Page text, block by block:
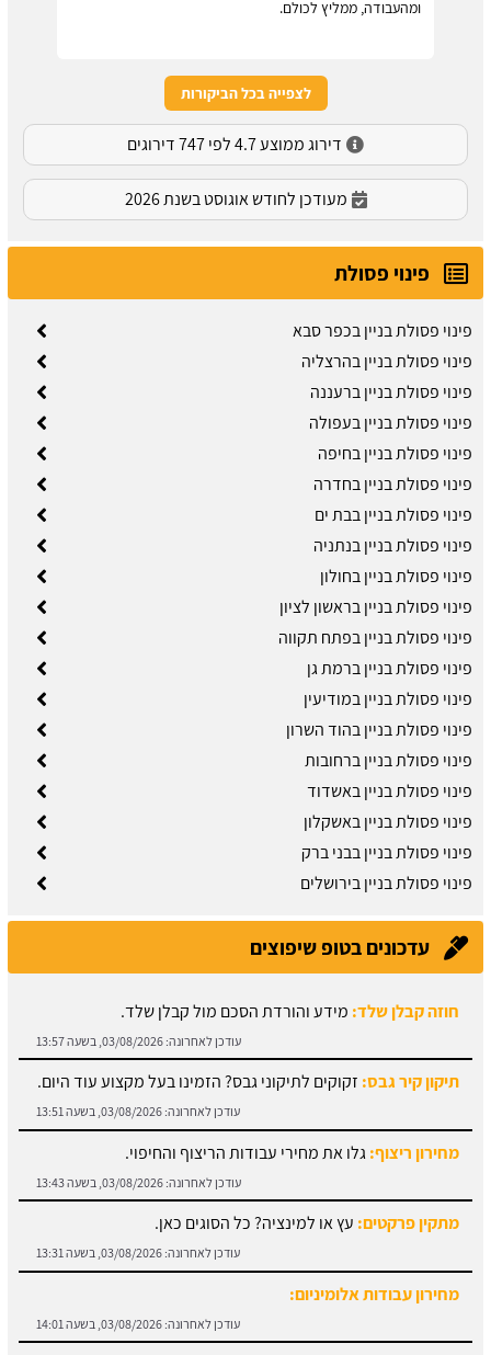
ומהעבודה, ממליץ לכולם.
לצפייה בכל הביקורות
דירוג ממוצע 4.7 לפי 747 דירוגים
מעודכן לחודש אוגוסט בשנת 2026
פינוי פסולת
פינוי פסולת בניין בכפר סבא
פינוי פסולת בניין בהרצליה
פינוי פסולת בניין ברעננה
פינוי פסולת בניין בעפולה
פינוי פסולת בניין בחיפה
פינוי פסולת בניין בחדרה
פינוי פסולת בניין בבת ים
פינוי פסולת בניין בנתניה
פינוי פסולת בניין בחולון
פינוי פסולת בניין בראשון לציון
פינוי פסולת בניין בפתח תקווה
פינוי פסולת בניין ברמת גן
פינוי פסולת בניין במודיעין
פינוי פסולת בניין בהוד השרון
פינוי פסולת בניין ברחובות
פינוי פסולת בניין באשדוד
פינוי פסולת בניין באשקלון
פינוי פסולת בניין בבני ברק
פינוי פסולת בניין בירושלים
עדכונים בטופ שיפוצים
חוזה קבלן שלד: מידע והורדת הסכם מול קבלן שלד.
עודכן לאחרונה: 03/08/2026, בשעה 13:57
תיקון קיר גבס: זקוקים לתיקוני גבס? הזמינו בעל מקצוע עוד היום.
עודכן לאחרונה: 03/08/2026, בשעה 13:51
מחירון ריצוף:גלו את מחירי עבודות הריצוף והחיפוי.
עודכן לאחרונה: 03/08/2026, בשעה 13:43
מתקין פרקטים: עץ או למינציה? כל הסוגים כאן.
עודכן לאחרונה: 03/08/2026, בשעה 13:31
מחירון עבודות אלומיניום:
עודכן לאחרונה: 03/08/2026, בשעה 14:01